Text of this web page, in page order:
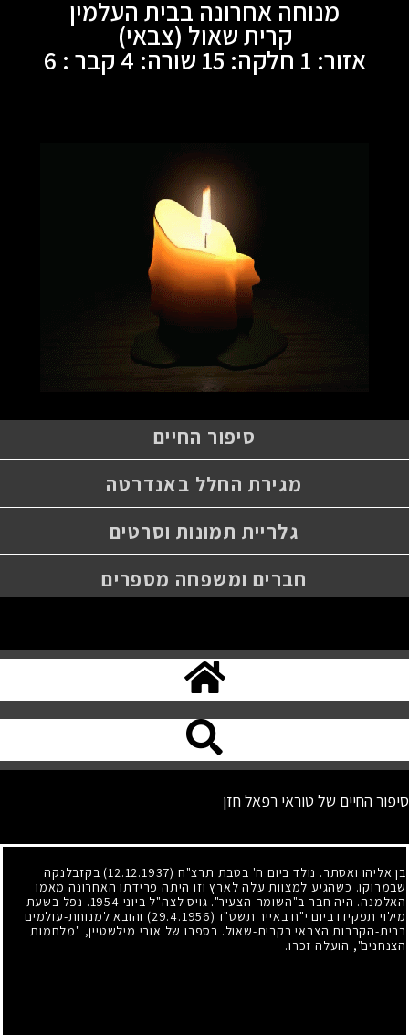
מנוחה אחרונה בבית העלמין
קרית שאול (צבאי)
אזור: 1 חלקה: 15 שורה: 4 קבר : 6
סיפור החיים
מגירת החלל באנדרטה
גלריית תמונות וסרטים
חברים ומשפחה מספרים
סיפור החיים של טוראי רפאל חזן
בן אליהו ואסתר. נולד ביום ח' בטבת תרצ"ח (12.12.1937)
בקזבלנקה
שבמרוקו. כשהגיע למצוות עלה לארץ וזו היתה פרידתו האחרונה מאמו
האלמנה. היה חבר ב"השומר-הצעיר". גויס לצה"ל ביוני 1954. נפל בשעת
מילוי תפקידו ביום י"ח באייר תשט"ז (29.4.1956)
והובא למנוחת-עולמים
בבית-הקברות הצבאי בקרית-שאול. בספרו של אורי מילשטיין, "מלחמות
הצנחנים", הועלה זכרו.